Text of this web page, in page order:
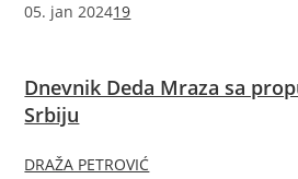
05. jan 202419
Dnevnik Deda Mraza sa
Srbiju
DRAŽA PETROVIĆ